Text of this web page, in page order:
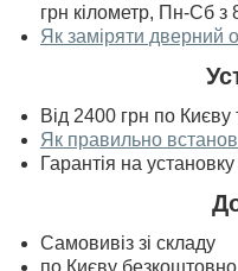
грн кілометр, Пн-Сб з
Як заміряти дверний
Від 2400 грн по Києву
Як правильно
Гарантія на
Самовивіз зі складу
по Києву безкоштовно